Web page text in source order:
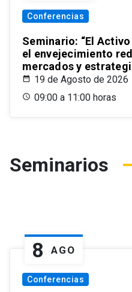
Conferencias
Seminario: “El
el envejecimiento
mercados y
19 de Agosto de 2026
09:00 a 11:00 horas
Seminarios
8 AGO
Conferencias